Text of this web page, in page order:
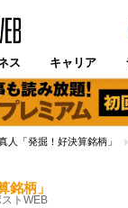
ス キャリア
人「発掘！好決算銘柄」
銘柄」
トWEB